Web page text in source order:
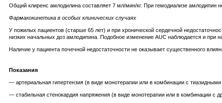
Общий клиренс амлодилина составляет 7 мл/мин/кг. При гемодиализе амлодипин
Фармакокинетика в особых клинических случаях
У пожилых пациентов (старше 65 лет) и при хронической сердечной
низких начальных доз амлодипина. Подобное изменение AUC наблюдается и при
Наличие у пациента почечной недостаточности не оказывает существенного
Показания
— артериальная гипертензия (в виде монотерапии или в комбинации с
— стабильная стенокардия напряжения (в виде монотерапии или в комбинации с